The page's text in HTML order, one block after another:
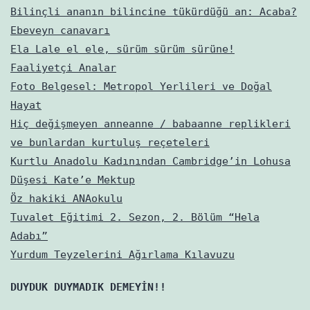
Bilinçli ananın bilincine tükürdüğü an: Acaba?
Ebeveyn canavarı
Ela Lale el ele, sürüm sürüm sürüne!
Faaliyetçi Analar
Foto Belgesel: Metropol Yerlileri ve Doğal
Hayat
Hiç değişmeyen anneanne / babaanne replikleri
ve bunlardan kurtuluş reçeteleri
Kurtlu Anadolu Kadınından Cambridge’in Lohusa
Düşesi Kate’e Mektup
Öz hakiki ANAokulu
Tuvalet Eğitimi 2. Sezon, 2. Bölüm “Hela
Adabı”
Yurdum Teyzelerini Ağırlama Kılavuzu
DUYDUK DUYMADIK DEMEYİN!!